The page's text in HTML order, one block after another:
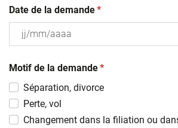
Date de la demande(obligatoire)
*
slash
MM
slash
AAAA
Motif de la demande(obligatoire)
*
Séparation, divorce
Perte, vol
Changement dans la filiation ou